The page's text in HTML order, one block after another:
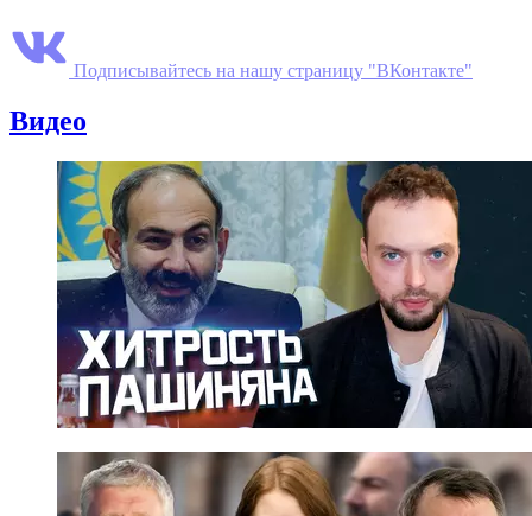
Подписывайтесь на нашу страницу "ВКонтакте"
Видео